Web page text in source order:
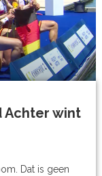
Achter wint
Dat is geen